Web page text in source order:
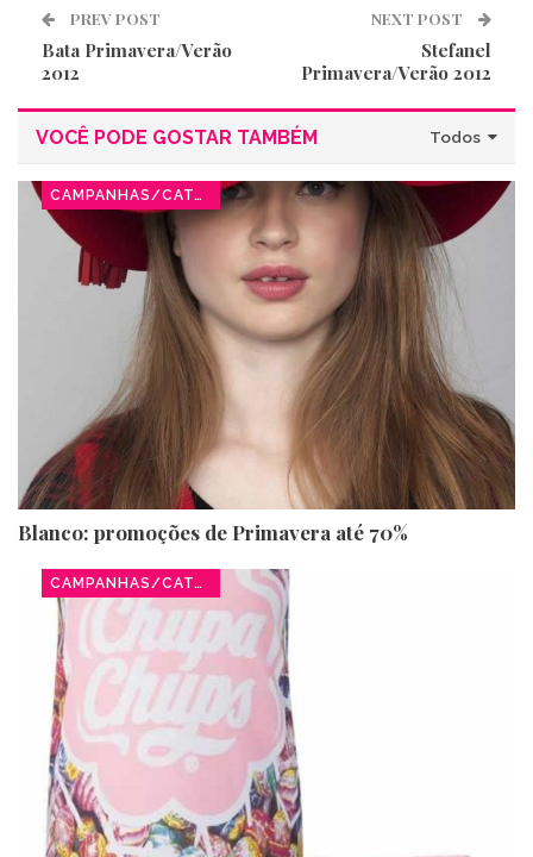
PREV POST
Bata Primavera/Verão
2012
NEXT POST
Stefanel
Primavera/Verão 2012
Todos
VOCÊ PODE GOSTAR TAMBÉM
CAMPANHAS/CATÁLOGOS
Blanco: promoções de Primavera até 70%
CAMPANHAS/CATÁLOGOS